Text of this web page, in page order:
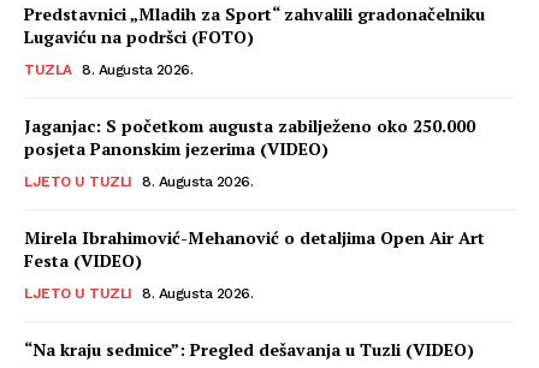
Info
Kontakt
Impressum
Predstavnici „Mladih za Sport“ zahvalili gradonačelniku
Lugaviću na podršci (FOTO)
TUZLA 8. Augusta 2026.
Jaganjac: S početkom augusta zabilježeno oko 250.000
posjeta Panonskim jezerima (VIDEO)
LJETO U TUZLI 8. Augusta 2026.
Mirela Ibrahimović-Mehanović o detaljima Open Air Art
Festa (VIDEO)
LJETO U TUZLI 8. Augusta 2026.
“Na kraju sedmice”: Pregled dešavanja u Tuzli (VIDEO)